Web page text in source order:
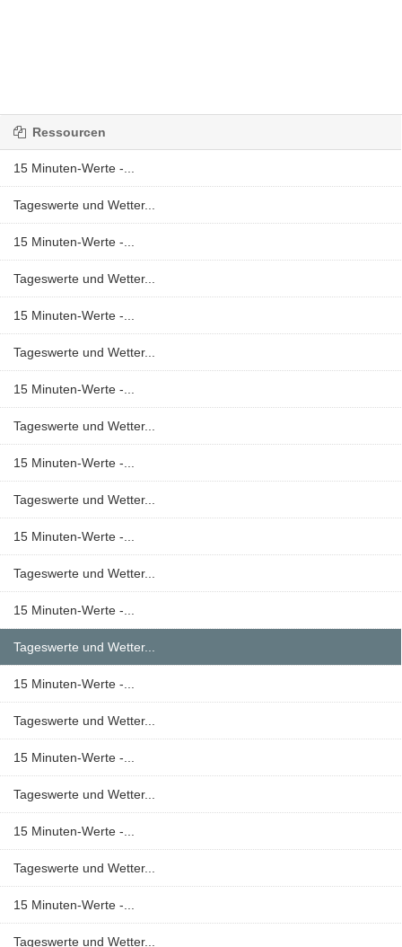
Ressourcen
15 Minuten-Werte -...
Tageswerte und Wetter...
15 Minuten-Werte -...
Tageswerte und Wetter...
15 Minuten-Werte -...
Tageswerte und Wetter...
15 Minuten-Werte -...
Tageswerte und Wetter...
15 Minuten-Werte -...
Tageswerte und Wetter...
15 Minuten-Werte -...
Tageswerte und Wetter...
15 Minuten-Werte -...
Tageswerte und Wetter...
15 Minuten-Werte -...
Tageswerte und Wetter...
15 Minuten-Werte -...
Tageswerte und Wetter...
15 Minuten-Werte -...
Tageswerte und Wetter...
15 Minuten-Werte -...
Tageswerte und Wetter...